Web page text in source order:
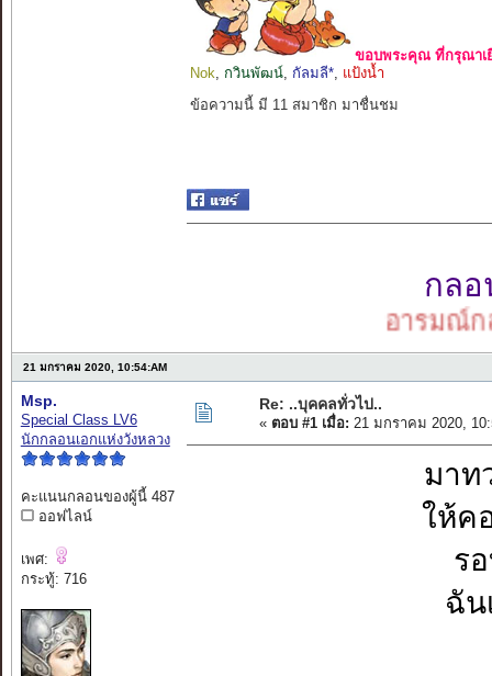
ขอบพระคุณ ที่กรุณาเ
Nok, กวินพัฒน์, กัลมลี*, แป้งน้ำ
ข้อความนี้ มี 11 สมาชิก มาชื่นชม
กลอ
อารมณ์กลอน
21 มกราคม 2020, 10:54:AM
Msp.
Special Class LV6
นักกลอนเอกแห่งวังหลวง
คะแนนกลอนของผู้นี้ 487
ออฟไลน์
เพศ:
กระทู้: 716
Re: ..บุคคลทั่วไป..
« ตอบ #1 เมื่อ: 21 มกราคม 2020,
มาท
ให้ค
ร
ฉัน